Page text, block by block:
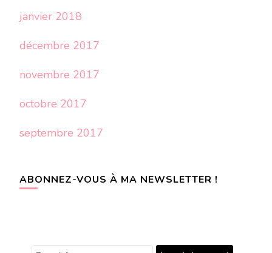
janvier 2018
décembre 2017
novembre 2017
octobre 2017
septembre 2017
ABONNEZ-VOUS À MA NEWSLETTER !